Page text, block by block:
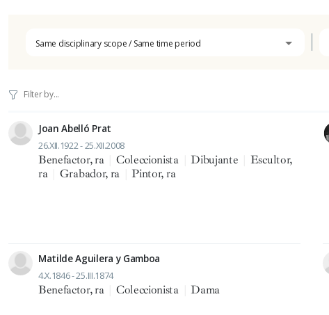
Same disciplinary scope / Same time period
Joan Abelló Prat
26.XII.1922 - 25.XII.2008
Benefactor, ra Coleccionista Dibujante
Escultor,
ra
Grabador, ra Pintor, ra
Matilde Aguilera y Gamboa
4.X.1846 - 25.III.1874
Benefactor, ra Coleccionista Dama